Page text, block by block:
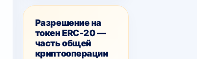
Разрешение на
токен ERC-20 —
часть общей
криптооперации